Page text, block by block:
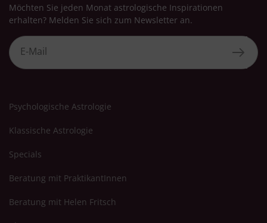
Möchten Sie jeden Monat astrologische Inspirationen
erhalten? Melden Sie sich zum Newsletter an.
Psychologische Astrologie
Klassische Astrologie
Specials
Beratung mit PraktikantInnen
Beratung mit Helen Fritsch